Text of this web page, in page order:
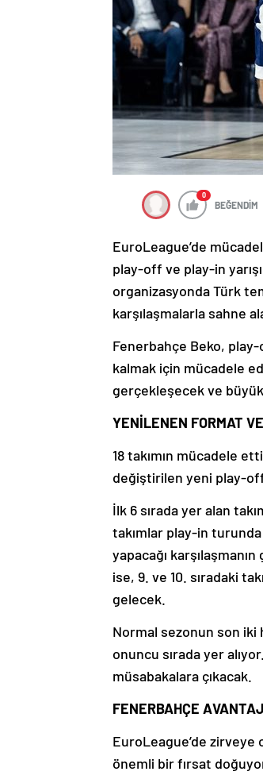
0
BEĞENDİM
EuroLeague’de
play-off ve play-in
organizasyonda Türk
karşılaşmalarla sahne
Fenerbahçe Beko,
kalmak için mücadele
gerçekleşecek ve
YENİLENEN FORMAT
18 takımın mücadele
değiştirilen yeni play-
İlk 6 sırada yer alan
takımlar play-in
yapacağı
ise, 9. ve 10. sıradaki
gelecek.
Normal sezonun son iki
onuncu sırada yer
müsabakalara çıkacak.
FENERBAHÇE
EuroLeague’de
önemli bir fırsat